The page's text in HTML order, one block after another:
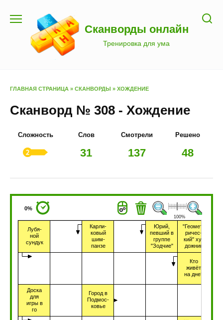
содержанию
Сканворды онлайн
Тренировка для ума
ГЛАВНАЯ СТРАНИЦА » СКАНВОРДЫ » ХОЖДЕНИЕ
Сканворд № 308 - Хождение
Сложность Слов
31
Смотрели
137
Решено
48
0%
100%